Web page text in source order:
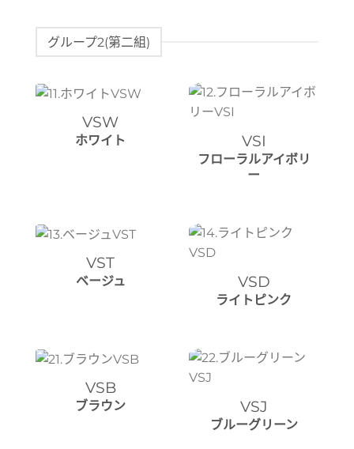
グループ2(第二組)
VSW
ホワイト VSI
フローラルアイボリ
ー
VST
ベージュ VSD
ライトピンク
VSB
ブラウン VSJ
ブルーグリーン